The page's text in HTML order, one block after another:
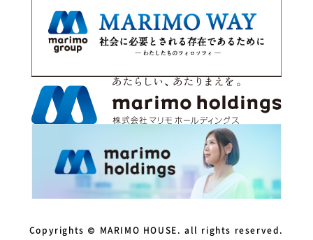
2023年7月
2023年4月
2023年3月
2023年2月
2022年12月
Copyrights © MARIMO HOUSE. all rights reserved.